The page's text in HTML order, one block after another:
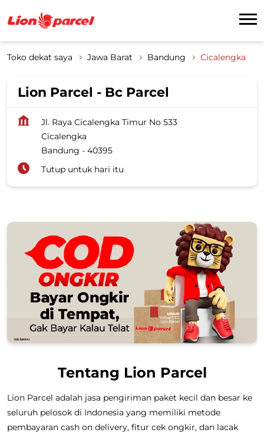
Toko dekat saya Jawa Barat Bandung Cicalengka
Lion Parcel - Bc Parcel
Jl. Raya Cicalengka Timur No 533
Cicalengka
Bandung - 40395
Tutup untuk hari itu
Tentang Lion Parcel
Lion Parcel adalah jasa pengiriman paket kecil dan besar ke
seluruh pelosok di Indonesia yang memiliki metode
pembayaran cash on delivery, fitur cek ongkir, dan lacak